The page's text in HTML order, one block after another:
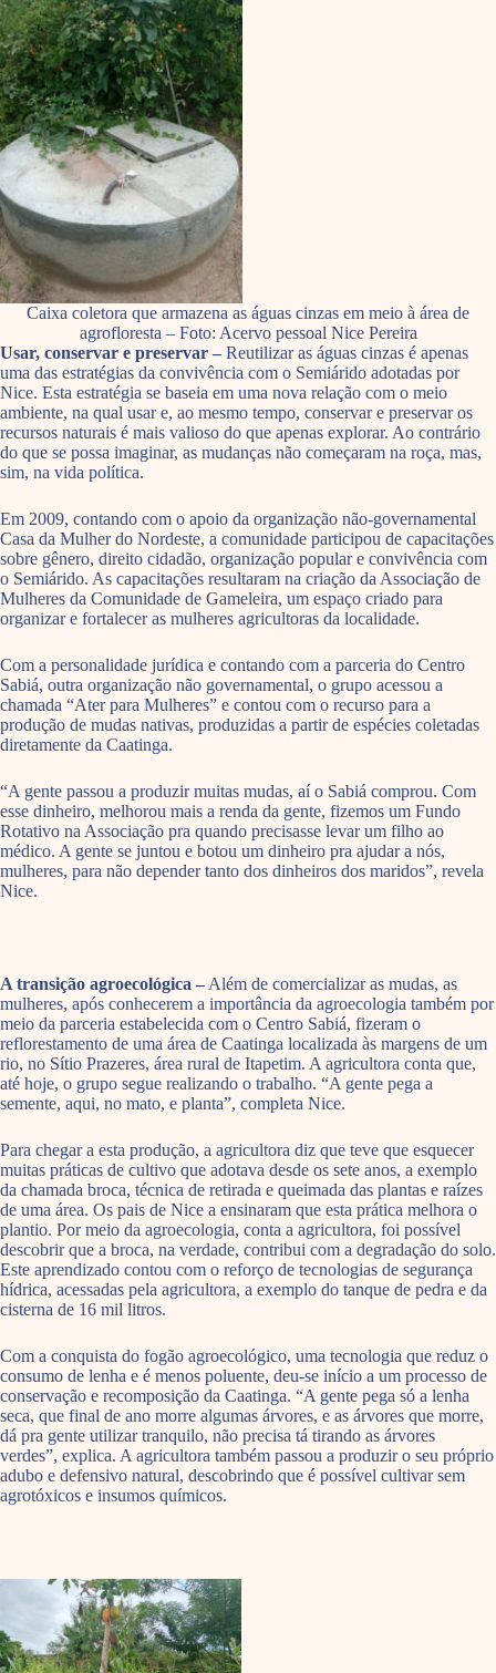
Caixa coletora que armazena as águas cinzas em meio à área de
agrofloresta – Foto: Acervo pessoal Nice Pereira
Usar, conservar e preservar – Reutilizar as águas cinzas é apenas
uma das estratégias da convivência com o Semiárido adotadas por
Nice. Esta estratégia se baseia em uma nova relação com o meio
ambiente, na qual usar e, ao mesmo tempo, conservar e preservar os
recursos naturais é mais valioso do que apenas explorar. Ao contrário
do que se possa imaginar, as mudanças não começaram na roça, mas,
sim, na vida política.
Em 2009, contando com o apoio da organização não-governamental
Casa da Mulher do Nordeste, a comunidade participou de capacitações
sobre gênero, direito cidadão, organização popular e convivência com
o Semiárido. As capacitações resultaram na criação da Associação de
Mulheres da Comunidade de Gameleira, um espaço criado para
organizar e fortalecer as mulheres agricultoras da localidade.
Com a personalidade jurídica e contando com a parceria do Centro
Sabiá, outra organização não governamental, o grupo acessou a
chamada “Ater para Mulheres” e contou com o recurso para a
produção de mudas nativas, produzidas a partir de espécies coletadas
diretamente da Caatinga.
“A gente passou a produzir muitas mudas, aí o Sabiá comprou. Com
esse dinheiro, melhorou mais a renda da gente, fizemos um Fundo
Rotativo na Associação pra quando precisasse levar um filho ao
médico. A gente se juntou e botou um dinheiro pra ajudar a nós,
mulheres, para não depender tanto dos dinheiros dos maridos”, revela
Nice.
A transição agroecológica – Além de comercializar as mudas, as
mulheres, após conhecerem a importância da agroecologia também por
meio da parceria estabelecida com o Centro Sabiá, fizeram o
reflorestamento de uma área de Caatinga localizada às margens de um
rio, no Sítio Prazeres, área rural de Itapetim. A agricultora conta que,
até hoje, o grupo segue realizando o trabalho. “A gente pega a
semente, aqui, no mato, e planta”, completa Nice.
Para chegar a esta produção, a agricultora diz que teve que esquecer
muitas práticas de cultivo que adotava desde os sete anos, a exemplo
da chamada broca, técnica de retirada e queimada das plantas e raízes
de uma área. Os pais de Nice a ensinaram que esta prática melhora o
plantio. Por meio da agroecologia, conta a agricultora, foi possível
descobrir que a broca, na verdade, contribui com a degradação do solo.
Este aprendizado contou com o reforço de tecnologias de segurança
hídrica, acessadas pela agricultora, a exemplo do tanque de pedra e da
cisterna de 16 mil litros.
Com a conquista do fogão agroecológico, uma tecnologia que reduz o
consumo de lenha e é menos poluente, deu-se início a um processo de
conservação e recomposição da Caatinga. “A gente pega só a lenha
seca, que final de ano morre algumas árvores, e as árvores que morre,
dá pra gente utilizar tranquilo, não precisa tá tirando as árvores
verdes”, explica. A agricultora também passou a produzir o seu próprio
adubo e defensivo natural, descobrindo que é possível cultivar sem
agrotóxicos e insumos químicos.